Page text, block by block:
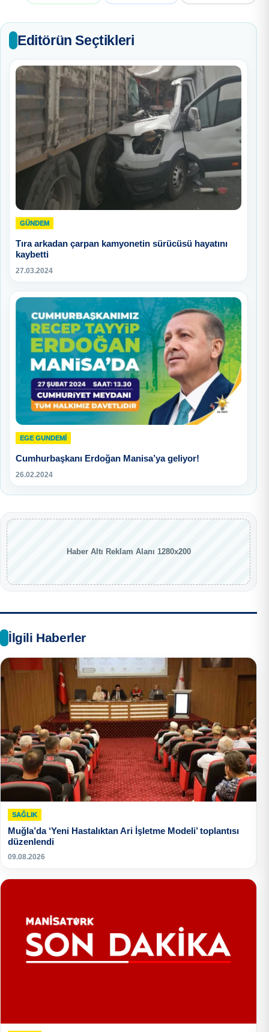
Editörün Seçtikleri
GÜNDEM
Tıra arkadan çarpan kamyonetin sürücüsü hayatını
kaybetti
27.03.2024
EGE GUNDEMİ
Cumhurbaşkanı Erdoğan Manisa’ya geliyor!
26.02.2024
Haber Altı Reklam Alanı 1280x200
İlgili Haberler
SAĞLIK
Muğla’da ‘Yeni Hastalıktan Ari İşletme Modeli’ toplantısı
düzenlendi
09.08.2026